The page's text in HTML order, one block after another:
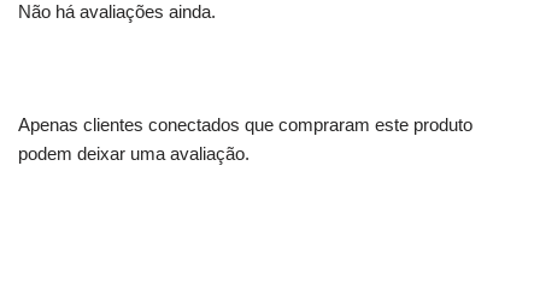
Não há avaliações ainda.
Apenas clientes conectados que compraram este produto
podem deixar uma avaliação.